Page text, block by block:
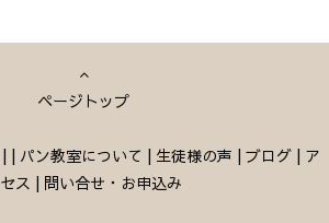
ページトップ
| | パン教室について | 生徒様の声 | ブログ| ア
ス | 問い合せ・お申込み